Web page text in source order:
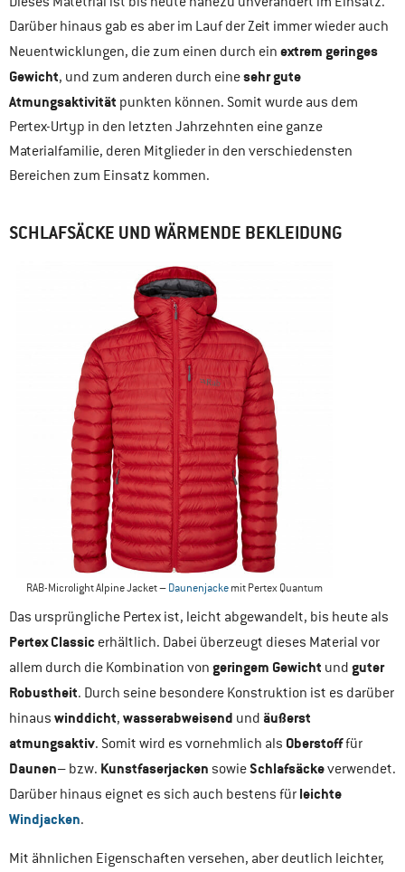
Darüber hinaus gab es aber im Lauf der Zeit immer wieder auch
Neuentwicklungen, die zum einen durch ein extrem geringes
Gewicht, und zum anderen durch einesehr gute
Atmungsaktivität punkten können. Somit wurde aus dem
Pertex-Urtyp in den letzten Jahrzehnten eine ganze
Materialfamilie, deren Mitglieder in den verschiedensten
Bereichen zum Einsatz kommen.
SCHLAFSÄCKE UND WÄRMENDE BEKLEIDUNG
RAB-Microlight Alpine Jacket –Daunenjackemit Pertex Quantum
Das ursprüngliche Pertex ist, leicht abgewandelt, bis heute als
Pertex Classic erhältlich. Dabei überzeugt dieses Material vor
allem durch die Kombination von geringem Gewicht und guter
Robustheit. Durch seine besondere Konstruktion ist es darüber
hinaus winddicht, wasserabweisend und äußerst
atmungsaktiv. Somit wird es vornehmlich als Oberstofffür
Daunen– bzw. Kunstfaserjacken sowieSchlafsäckeverwendet.
Darüber hinaus eignet es sich auch bestens für leichte
Windjacken.
Mit ähnlichen Eigenschaften versehen, aber deutlich leichter,